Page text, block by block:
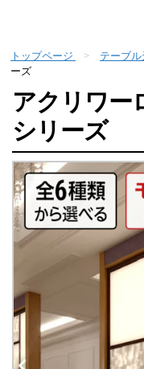
トップページ テーブル
ーズ
アクリワー
シリーズ